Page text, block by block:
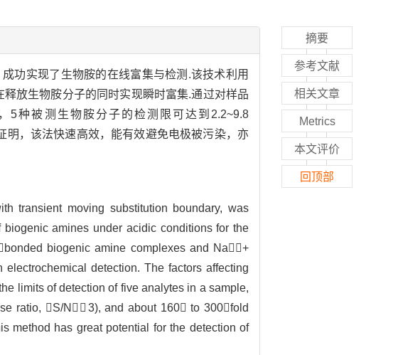
功实现了生物胺的在线富集与检测.该技术利用
放生物胺分子的同时实现瞬时富集.通过对样品
5种被测生物胺分子的检测限可达到2.2~9.8
，该法快速高效，能有效避免电极被污染，亦
transient moving substitution boundary, was
amines under acidic conditions for the
biogenic amine complexes and Na+
detection. The factors affecting
limits of detection of five analytes in a sample,
ratio, S/N＝3), and about 160 to 300fold
method has great potential for the detection of
摘要
参考文献
相关文章
Metrics
本文评价
回顶部